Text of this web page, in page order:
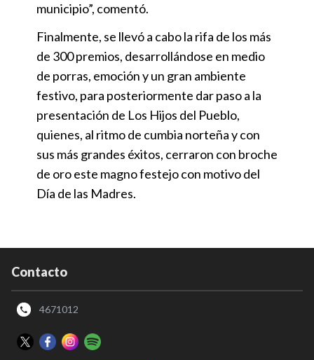
municipio”, comentó.
Finalmente, se llevó a cabo la rifa de los más
de 300 premios, desarrollándose en medio
de porras, emoción y un gran ambiente
festivo, para posteriormente dar paso a la
presentación de Los Hijos del Pueblo,
quienes, al ritmo de cumbia norteña y con
sus más grandes éxitos, cerraron con broche
de oro este magno festejo con motivo del
Día de las Madres.
Contacto
4671012